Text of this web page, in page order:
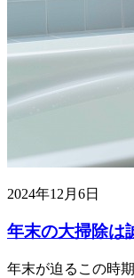
2024年12月6日
年末の大掃除は
年末が迫るこの時